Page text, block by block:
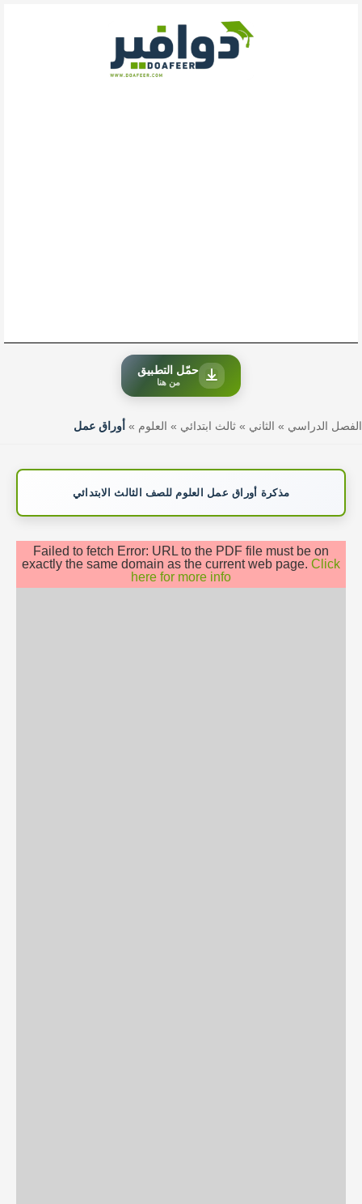
حمّل التطبيق
من هنا
الفصل الدراسي » الثاني » ثالث ابتدائي » العلوم » أوراق عمل
مذكرة أوراق عمل العلوم للصف الثالث الابتدائي
Failed to fetch Error: URL to the PDF file must be on
exactly the same domain as the current web page. Click
here for more info